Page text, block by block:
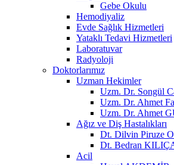
Gebe Okulu
Hemodiyaliz
Evde Sağlık Hizmetleri
Yataklı Tedavi Hizmetleri
Laboratuvar
Radyoloji
Doktorlarımız
Uzman Hekimler
Uzm. Dr. Songül
Uzm. Dr. Ahmet
Uzm. Dr. Ahmet
Ağız ve Diş Hastalıkları
Dt. Dilvin Piruze
Dt. Bedran
Acil